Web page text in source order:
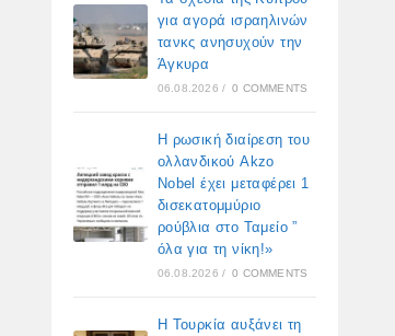
για αγορά ισραηλινών
τανκς ανησυχούν την
Άγκυρα
06.08.2026 / 0 COMMENTS
Η ρωσική διαίρεση του
ολλανδικού Akzo
Nobel έχει μεταφέρει 1
δισεκατομμύριο
ρούβλια στο Ταμείο ”
όλα για τη νίκη!»
06.08.2026 / 0 COMMENTS
Η Τουρκία αυξάνει τη